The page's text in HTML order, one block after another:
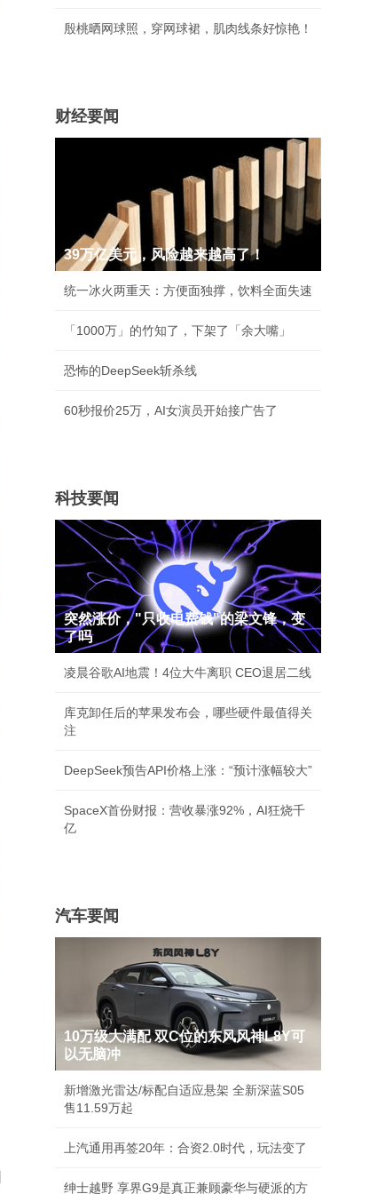
殷桃晒网球照，穿网球裙，肌肉线条好惊艳！
财经要闻
39万亿美元，风险越来越高了！
统一冰火两重天：方便面独撑，饮料全面失速
「1000万」的竹知了，下架了「余大嘴」
恐怖的DeepSeek斩杀线
60秒报价25万，AI女演员开始接广告了
科技要闻
突然涨价，"只收电费钱"的梁文锋，变
了吗
凌晨谷歌AI地震！4位大牛离职 CEO退居二线
库克卸任后的苹果发布会，哪些硬件最值得关
注
DeepSeek预告API价格上涨：“预计涨幅较大”
SpaceX首份财报：营收暴涨92%，AI狂烧千
亿
汽车要闻
10万级大满配 双C位的东风风神L8Y可
以无脑冲
新增激光雷达/标配自适应悬架 全新深蓝S05
售11.59万起
上汽通用再签20年：合资2.0时代，玩法变了
绅士越野 享界G9是真正兼顾豪华与硬派的方